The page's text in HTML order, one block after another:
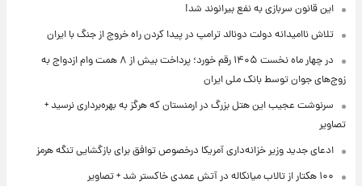
این قانون سربازی به نفع بیرانوند شد!
تلاش ناامیدانه‌ دولت دونالد ترامپ در پیدا کردن راه خروج از جنگ با ایران
در چهار ماه نخست ۱۴۰۵ رقم خورد؛ پرداخت بیش از ۸ همت وام ازدواج به
زوج‌های جوان توسط بانک ملی ایران
سرنوشت عجیب این هتل بزرگ در ارمنستان که هرگز به بهره‌برداری نرسید +
تصاویر
ادعای جدید وزیر خزانه‌داری آمریکا درخصوص توافق برای بازگشایی تنگه هرمز
۱۰۰ هکتار از تالاب میانکاله در آتش عمدی خاکستر شد + تصاویر